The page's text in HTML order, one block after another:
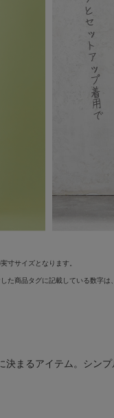
寸サイズとなります。
た商品タグに記載している数字
決まるアイテム。シン